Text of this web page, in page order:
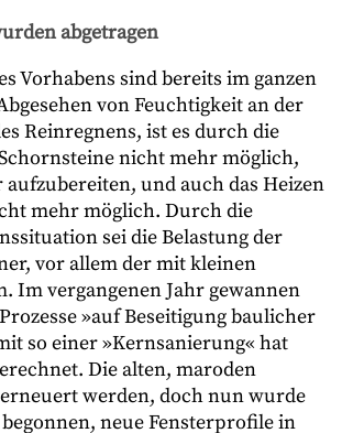
abgetragen
Vorhabens sind bereits im ganzen
von Feuchtigkeit an der
Reinregnens, ist es durch die
nicht mehr möglich,
aufzubereiten, und auch das Heizen
mehr möglich. Durch die
sei die Belastung der
vor allem der mit kleinen
Im vergangenen Jahr gewannen
»auf Beseitigung baulicher
so einer »Kernsanierung« hat
Die alten, maroden
werden, doch nun wurde
neue Fensterprofile in